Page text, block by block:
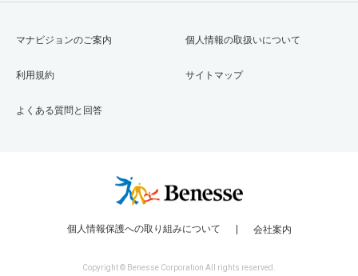
マナビジョンのご案内
利用規約
よくある質問と回答
個人情報の取扱いについて
サイトマップ
個人情報保護への取り組みについて 会社案内
Copyright © Benesse Corporation All rights reserved.